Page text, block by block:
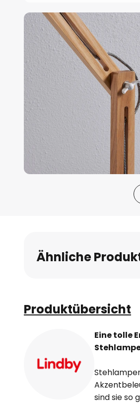
Bildgalerie
springen
Ähnliche
Produktübersicht
Eine tolle
sind sie so